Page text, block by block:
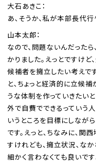
大石あきこ：
あ、そうか、私が本部長代行
山本太郎：
なので、問題ないんだった
かりました。えっとですけど
候補者を擁立したい考えです
と、ちょっと経済的に立候
うな体制を作っていきたいと
外で自費でできるっていう人
いうところを目標にしなが
です。えっと、ちなみに、関
すけれども、擁立状況、な
細かく言わなくても良いです